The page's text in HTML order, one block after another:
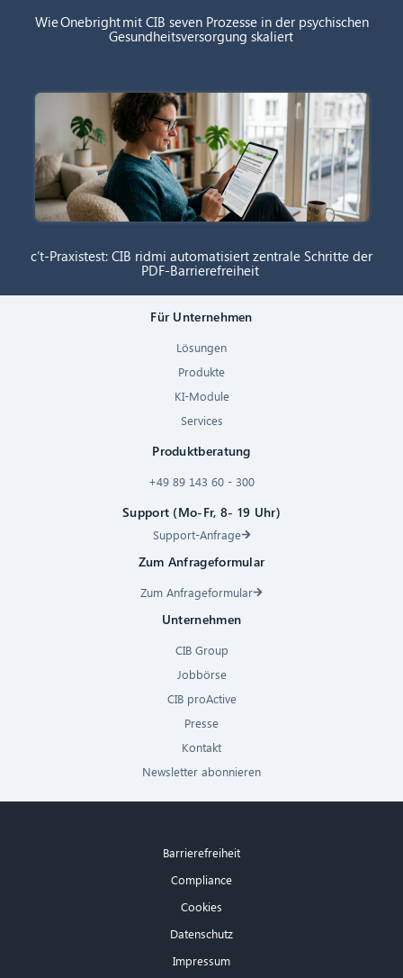
Wie Onebright mit CIB seven Prozesse in der psychischen
Gesundheitsversorgung skaliert
c’t-Praxistest: CIB ridmi automatisiert zentrale Schritte der
PDF-Barrierefreiheit
Für Unternehmen
Lösungen
Produkte
KI-Module
Services
Produktberatung
+49 89 143 60 - 300
Support (Mo-Fr, 8- 19 Uhr)
Support-Anfrage
Zum Anfrageformular
Zum Anfrageformular
Unternehmen
CIB Group
Jobbörse
CIB proActive
Presse
Kontakt
Newsletter abonnieren
Barrierefreiheit
Compliance
Cookies
Datenschutz
Impressum